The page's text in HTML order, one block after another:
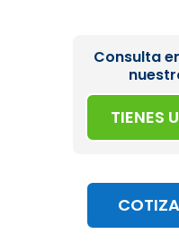
Consulta
TIENES